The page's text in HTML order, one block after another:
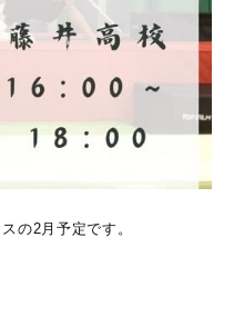
の2月予定です。